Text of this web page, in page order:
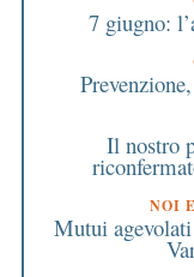
7 giugno:
Il nostro
NOI
Mutui